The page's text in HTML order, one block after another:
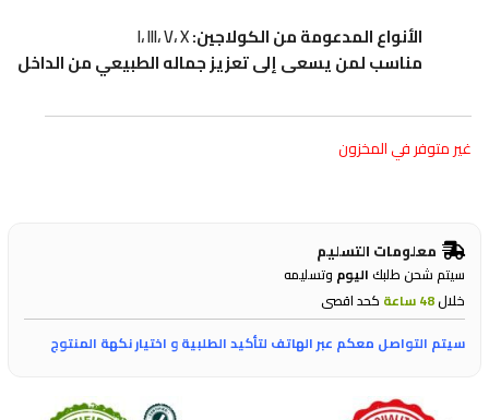
الأنواع المدعومة من الكولاجين:
مناسب لمن يسعى إلى تعزيز جماله الطبيعي من الداخل
غير متوفر في المخزون
معلومات التسليم
سيتم شحن طلبكاليوم وتسليمه
خلال48 ساعة
كحد اقصى
سيتم التواصل معكم عبر الهاتف لتأكيد الطلبية و اختيار نكهة المنتوج